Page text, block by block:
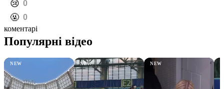
️😢 0
️🤬 0
коментарі